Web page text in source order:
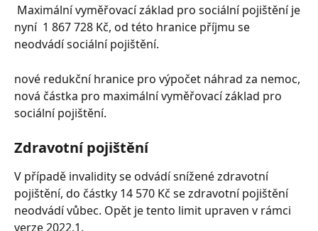
nyní  1 867 728 Kč, od této hranice příjmu se
neodvádí sociální pojištění.
nové redukční hranice pro výpočet náhrad za nemoc,
nová částka pro maximální vyměřovací základ pro
sociální pojištění.
Zdravotní pojištění
V případě invalidity se odvádí snížené zdravotní
pojištění, do částky 14 570 Kč se zdravotní pojištění
neodvádí vůbec. Opět je tento limit upraven v rámci
verze 2022.1.